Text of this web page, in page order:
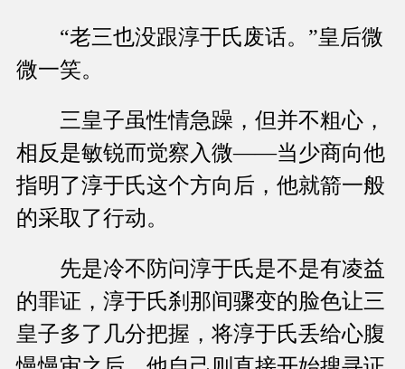
“老三也没跟淳于氏废话。”皇后微
微一笑。
三皇子虽性情急躁，但并不粗心，
相反是敏锐而觉察入微——当少商向他
指明了淳于氏这个方向后，他就箭一般
的采取了行动。
先是冷不防问淳于氏是不是有凌益
的罪证，淳于氏刹那间骤变的脸色让三
皇子多了几分把握，将淳于氏丢给心腹